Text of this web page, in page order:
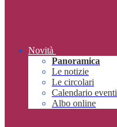
Novità
Panoramica
Le notizie
Le circolari
Calendario eventi
Albo online